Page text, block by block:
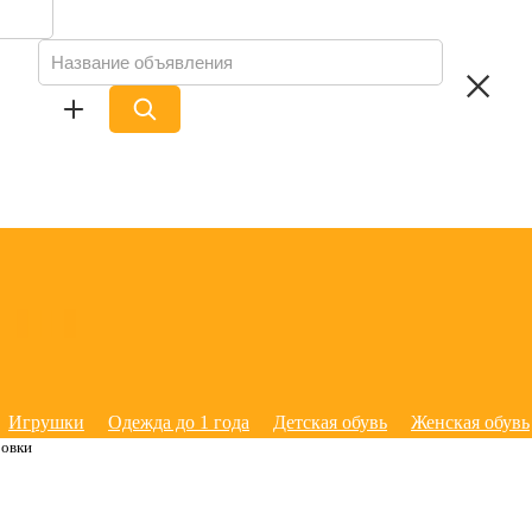
Игрушки Одежда до 1 года Детская обувь Женская обувь